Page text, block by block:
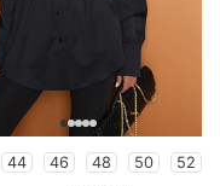
44 46 48 50 52